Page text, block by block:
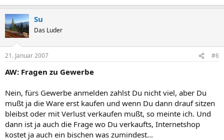
Su
Das Luder
21. Januar 2007 #6
AW: Fragen zu Gewerbe
Nein, fürs Gewerbe anmelden zahlst Du nicht viel, aber Du
mußt ja die Ware erst kaufen und wenn Du dann drauf sitzen
bleibst oder mit Verlust verkaufen mußt, so meinte ich. Und
dann ist ja auch die Frage wo Du verkaufts, Internetshop
kostet ja auch ein bischen was zumindest...